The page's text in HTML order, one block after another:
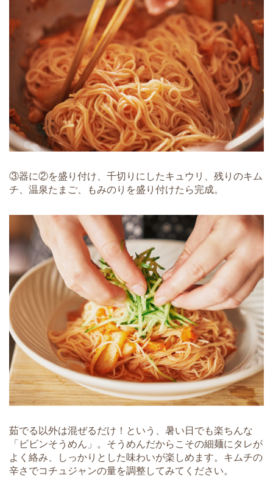
③器に②を盛り付け、千切りにしたキュウリ、残りのキム
チ、温泉たまご、もみのりを盛り付けたら完成。
茹でる以外は混ぜるだけ！という、暑い日でも楽ちんな
「ビビンそうめん」。そうめんだからこその細麺にタレが
よく絡み、しっかりとした味わいが楽しめます。キムチの
辛さでコチュジャンの量を調整してみてください。